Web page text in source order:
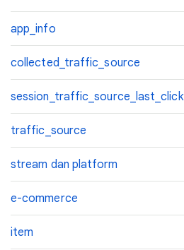
app_info
collected_traffic_source
session_traffic_source_last_click
traffic_source
stream dan platform
e-commerce
item